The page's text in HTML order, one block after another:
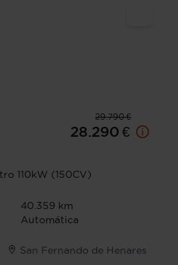
29.790 €
28.290 €
110kW (150CV)
40.359 km
Automática
San Fernando de Henares